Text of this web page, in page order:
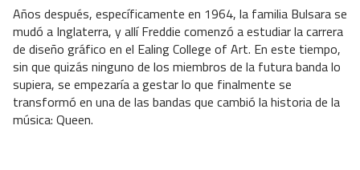
Años después, específicamente en 1964, la familia Bulsara se
mudó a Inglaterra, y allí Freddie comenzó a estudiar la carrera
de diseño gráfico en el Ealing College of Art. En este tiempo,
sin que quizás ninguno de los miembros de la futura banda lo
supiera, se empezaría a gestar lo que finalmente se
transformó en una de las bandas que cambió la historia de la
música: Queen.